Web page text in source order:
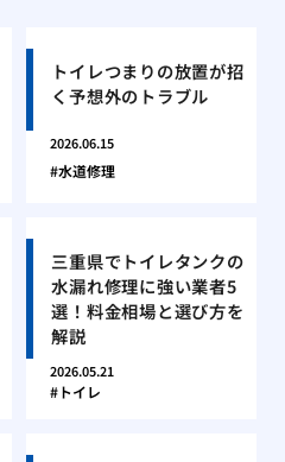
トイレつまりの放置が招
く予想外のトラブル
2026.06.15
水道修理
三重県でトイレタンクの
水漏れ修理に強い業者5
選！料金相場と選び方を
解説
2026.05.21
トイレ